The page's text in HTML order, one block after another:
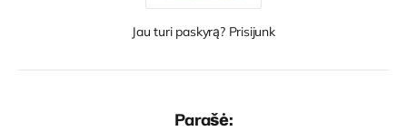
Jau turi paskyrą? Prisijunk
Parašė: